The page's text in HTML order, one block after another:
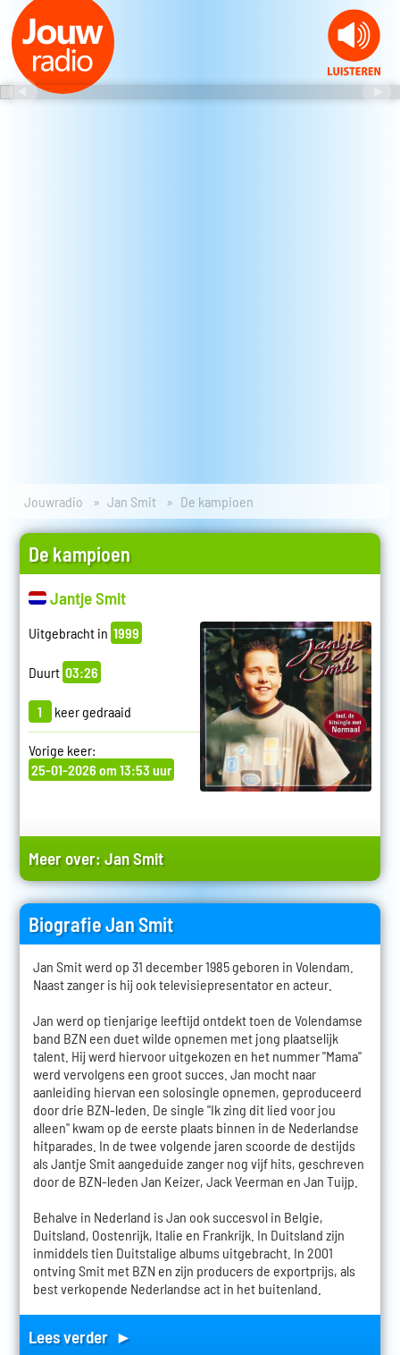
Jouwradio Jan Smit De kampioen
De kampioen
Jantje Smit
Uitgebracht in 1999
Duurt 03:26
1 keer gedraaid
Vorige keer:
25-01-2026 om 13:53 uur
Meer over:Jan Smit
Biografie Jan Smit
Jan Smit werd op 31 december 1985 geboren in Volendam.
Naast zanger is hij ook televisiepresentator en acteur.
Jan werd op tienjarige leeftijd ontdekt toen de Volendamse
band BZN een duet wilde opnemen met jong plaatselijk
talent. Hij werd hiervoor uitgekozen en het nummer "Mama"
werd vervolgens een groot succes. Jan mocht naar
aanleiding hiervan een solosingle opnemen, geproduceerd
door drie BZN-leden. De single "Ik zing dit lied voor jou
alleen" kwam op de eerste plaats binnen in de Nederlandse
hitparades. In de twee volgende jaren scoorde de destijds
als Jantje Smit aangeduide zanger nog vijf hits, geschreven
door de BZN-leden Jan Keizer, Jack Veerman en Jan Tuijp.
Behalve in Nederland is Jan ook succesvol in Belgie,
Duitsland, Oostenrijk, Italie en Frankrijk. In Duitsland zijn
inmiddels tien Duitstalige albums uitgebracht. In 2001
ontving Smit met BZN en zijn producers de exportprijs, als
best verkopende Nederlandse act in het buitenland.
Lees verder ►